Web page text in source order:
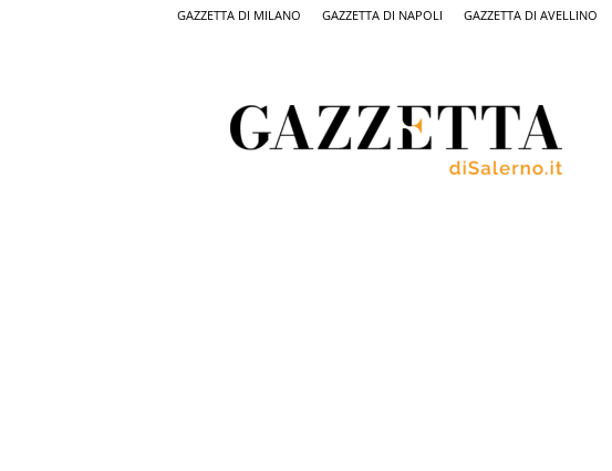
GAZZETTA DI MILANO GAZZETTA DI NAPOLI GAZZETTA DI AVELLINO
Salerno,
il
quotidiano